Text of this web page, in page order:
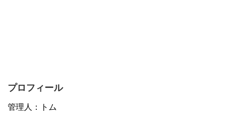
プロフィール
管理人：トム